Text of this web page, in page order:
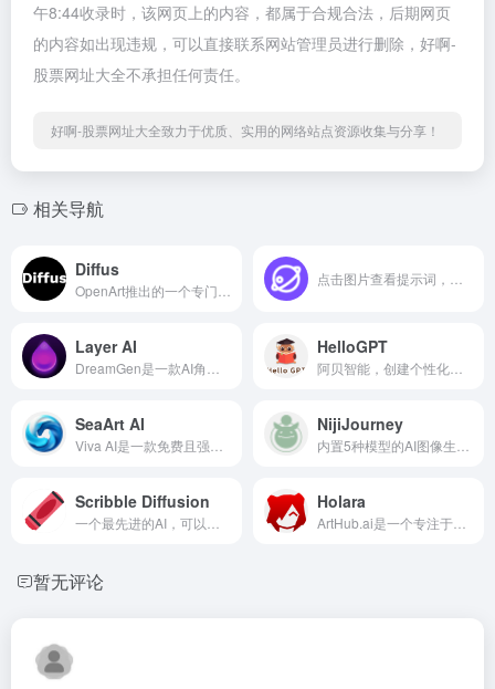
午8:44收录时，该网页上的内容，都属于合规合法，后期网页
的内容如出现违规，可以直接联系网站管理员进行删除，好啊-
股票网址大全不承担任何责任。
好啊-股票网址大全致力于优质、实用的网络站点资源收集与分享！
相关导航
Diffus
Layer AI HelloGPT
SeaArt AI NijiJourney
Scribble Diffusion Holara
暂无评论